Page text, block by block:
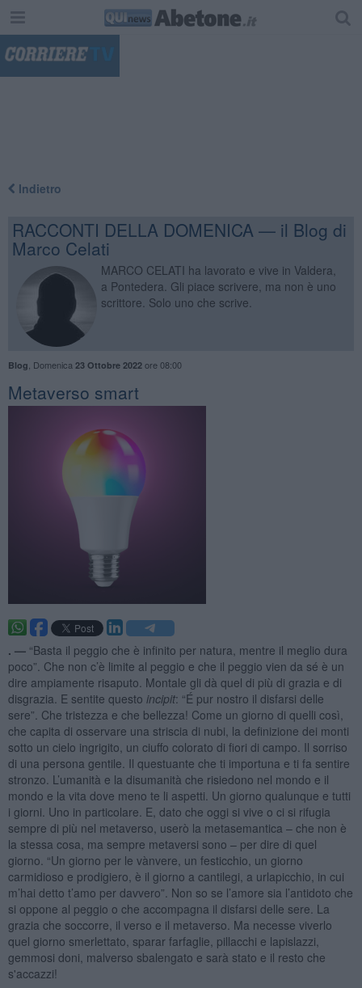
Indietro
RACCONTI DELLA DOMENICA — il Blog di
Marco Celati
MARCO CELATI ha lavorato e vive in Valdera,
a Pontedera. Gli piace scrivere, ma non è uno
scrittore. Solo uno che scrive.
Blog Domenica 23 Ottobre 2022ore 08:00
Metaverso smart
. — “Basta il peggio che è infinito per natura, mentre il meglio dura
poco”. Che non c’è limite al peggio e che il peggio vien da sé è un
dire ampiamente risaputo. Montale gli dà quel di più di grazia e di
disgrazia. E sentite questo incipit: “É pur nostro il disfarsi delle
sere”. Che tristezza e che bellezza! Come un giorno di quelli così,
che capita di osservare una striscia di nubi, la definizione dei monti
sotto un cielo ingrigito, un ciuffo colorato di fiori di campo. Il sorriso
di una persona gentile. Il questuante che ti importuna e ti fa sentire
stronzo. L’umanità e la disumanità che risiedono nel mondo e il
mondo e la vita dove meno te li aspetti. Un giorno qualunque e tutti
i giorni. Uno in particolare. E, dato che oggi si vive o ci si rifugia
sempre di più nel metaverso, userò la metasemantica – che non è
la stessa cosa, ma sempre metaversi sono – per dire di quel
giorno. “Un giorno per le vànvere, un festicchio, un giorno
carmidioso e prodigiero, è il giorno a cantilegi, a urlapicchio, in cui
m’hai detto t’amo per davvero”. Non so se l’amore sia l’antidoto che
si oppone al peggio o che accompagna il disfarsi delle sere. La
grazia che soccorre, il verso e il metaverso. Ma necesse viverlo
quel giorno smerlettato, sparar farfaglie, pillacchi e lapislazzi,
gemmosi doni, malverso sbalengato e sarà stato e il resto che
s'accazzi!